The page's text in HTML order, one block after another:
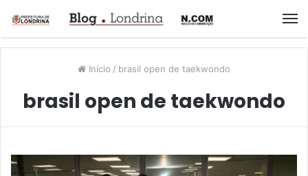
Início / brasil open de taekwondo
brasil open de taekwondo